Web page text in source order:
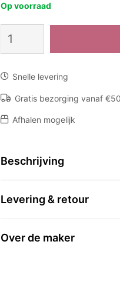
Op voorraad
Love
carrot
Snelle levering
Gratis bezorging vanaf
Afhalen mogelijk
Beschrijving
Levering & retour
Over de maker